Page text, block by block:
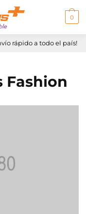
0
rápido a todo el país!
Fashion